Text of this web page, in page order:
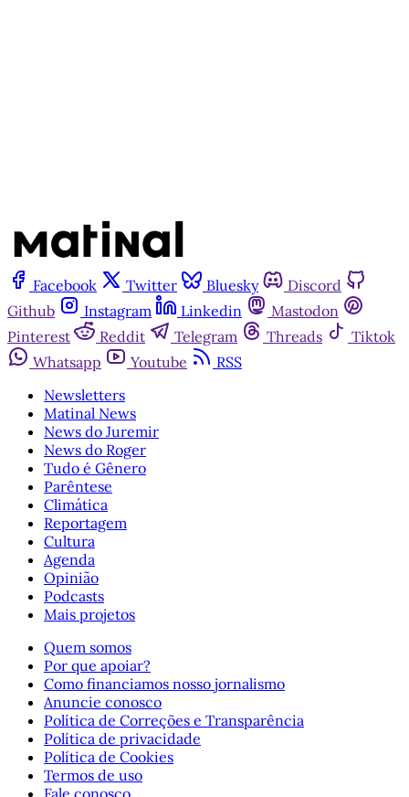
Facebook Twitter Bluesky
Discord
Github
Instagram Linkedin
Mastodon
Pinterest
Reddit Telegram Threads
Tiktok
Whatsapp
Youtube
RSS
Newsletters
Matinal News
News do Juremir
News do Roger
Tudo é Gênero
Parêntese
Climática
Reportagem
Cultura
Agenda
Opinião
Podcasts
Mais projetos
Quem somos
Por que apoiar?
Como financiamos nosso jornalismo
Anuncie conosco
Política de Correções e Transparência
Política de privacidade
Política de Cookies
Termos de uso
Fale conosco